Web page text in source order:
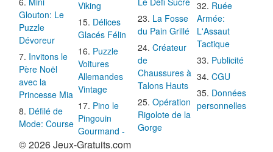
Glouton: Le
Puzzle
Dévoreur
Invitons le
Père Noël
avec la
Princesse Mia
Défilé de
Mode: Course
Viking
Délices
Glacés Félin
Puzzle
Voitures
Allemandes
Vintage
Pino le
Pingouin
Gourmand -
La Fosse
du Pain Grillé
Créateur
de
Chaussures à
Talons Hauts
Opération
Rigolote de la
Gorge
Ruée
Armée:
L'Assaut
Tactique
Publicité
CGU
Données
personnelles
© 2026 Jeux-Gratuits.com